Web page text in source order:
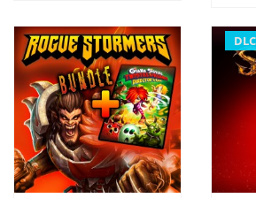
DLC